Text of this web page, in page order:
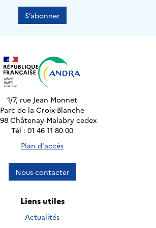
S’abonner
1/7, rue Jean Monnet
Parc de la Croix-Blanche
Châtenay-Malabry cedex
Tél : 01 46 11 80 00
Plan d'accès
Nous contacter
Liens utiles
Actualités